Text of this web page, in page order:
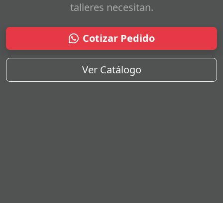
talleres necesitan.
Cotizar Pedido
Ver Catálogo